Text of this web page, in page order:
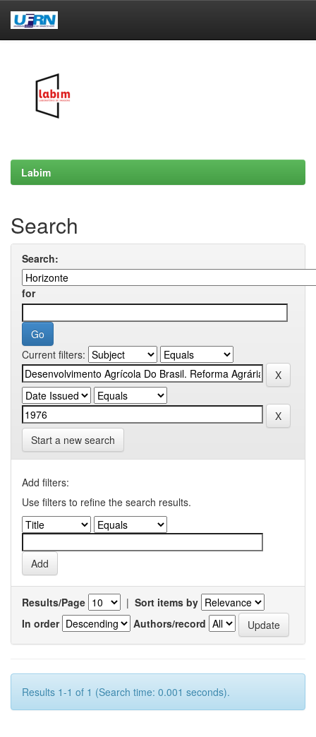
Labim
Search
Search:
for
Current filters:
Start a new search
Add filters:
Use filters to refine the search results.
Results/Page | Sort items by
In order
Authors/record
Results 1-1 of 1 (Search time: 0.001 seconds).